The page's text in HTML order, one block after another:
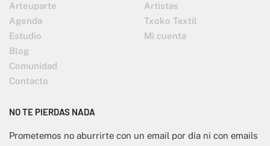
Arteuparte
Agenda
Estudio
Blog
Comunidad
Contacto
Artistas
Txoko Textil
Mi cuenta
NO TE PIERDAS NADA
Prometemos no aburrirte con un email por día ni con emails